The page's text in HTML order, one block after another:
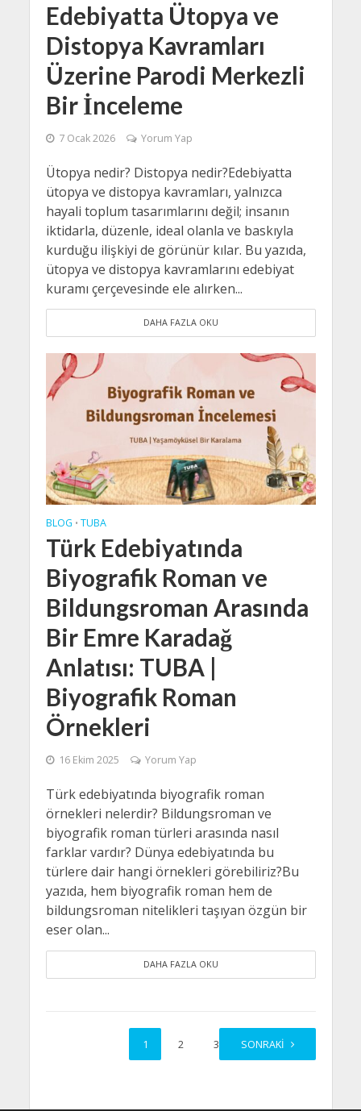
Edebiyatta Ütopya ve
Distopya Kavramları
Üzerine Parodi Merkezli
Bir İnceleme
7 Ocak 2026 Yorum Yap
Ütopya nedir? Distopya nedir?Edebiyatta
ütopya ve distopya kavramları, yalnızca
hayali toplum tasarımlarını değil; insanın
iktidarla, düzenle, ideal olanla ve baskıyla
kurduğu ilişkiyi de görünür kılar. Bu yazıda,
ütopya ve distopya kavramlarını edebiyat
kuramı çerçevesinde ele alırken...
DAHA FAZLA OKU
BLOG • TUBA
Türk Edebiyatında
Biyografik Roman ve
Bildungsroman Arasında
Bir Emre Karadağ
Anlatısı: TUBA |
Biyografik Roman
Örnekleri
16 Ekim 2025 Yorum Yap
Türk edebiyatında biyografik roman
örnekleri nelerdir? Bildungsroman ve
biyografik roman türleri arasında nasıl
farklar vardır? Dünya edebiyatında bu
türlere dair hangi örnekleri görebiliriz?Bu
yazıda, hem biyografik roman hem de
bildungsroman nitelikleri taşıyan özgün bir
eser olan...
DAHA FAZLA OKU
1 2 3 SONRAKI